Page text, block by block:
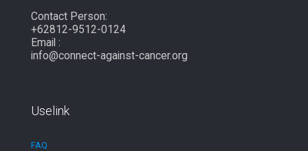
Contact Person:
+62812-9512-0124
Email :
info@connect-against-cancer.org
Uselink
FAQ